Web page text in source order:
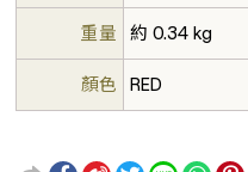
重量 約 0.34 kg
顏色 RED